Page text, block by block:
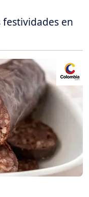
en